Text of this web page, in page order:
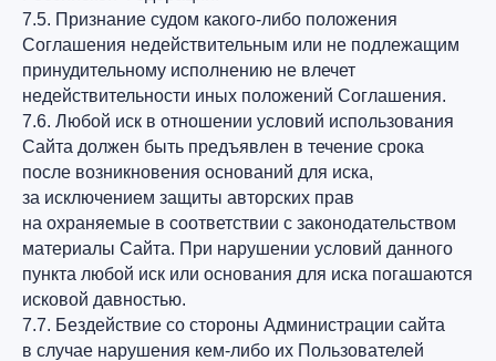
7.5. Признание судом какого-либо положения
Соглашения недействительным или не подлежащим
принудительному исполнению не влечет
недействительности иных положений Соглашения.
7.6. Любой иск в отношении условий использования
Сайта должен быть предъявлен в течение срока
после возникновения оснований для иска,
за исключением защиты авторских прав
на охраняемые в соответствии с законодательством
материалы Сайта. При нарушении условий данного
пункта любой иск или основания для иска погашаются
исковой давностью.
7.7. Бездействие со стороны Администрации сайта
в случае нарушения кем-либо их Пользователей